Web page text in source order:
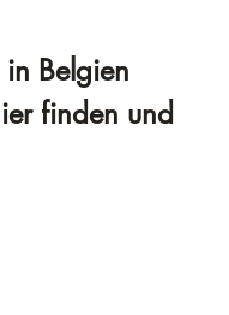
Belgien
finden und